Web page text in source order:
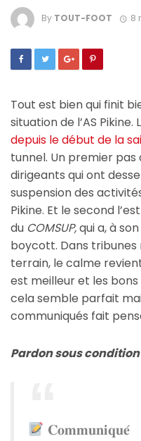
By TOUT-FOOT 8
Tout est bien qui finit
situation de l’AS
depuis le début de la
tunnel. Un premier
dirigeants qui ont
suspension des
Pikine. Et le second
du COMSUP,qui a, à
boycott. Dans
terrain, le calme
est meilleur et les
cela semble parfait
communiqués fait
Pardon sous condition
𝐂𝐨𝐦𝐦𝐮𝐧𝐢𝐪𝐮𝐞́